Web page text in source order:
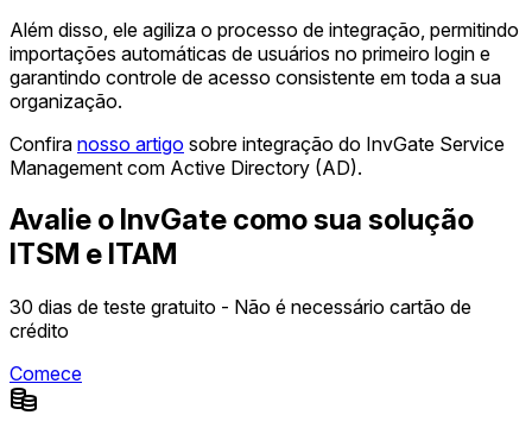
Além disso, ele agiliza o processo de integração, permitindo
importações automáticas de usuários no primeiro login e
garantindo controle de acesso consistente em toda a sua
organização.
Confira nosso artigo sobre integração do InvGate Service
Management com Active Directory (AD).
Avalie o InvGate como sua solução
ITSM e ITAM
30 dias de teste gratuito - Não é necessário cartão de
crédito
Comece